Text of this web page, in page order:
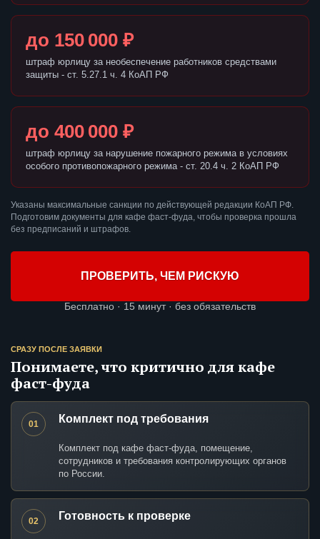
до 150 000 ₽
штраф юрлицу за необеспечение работников средствами
защиты - ст. 5.27.1 ч. 4 КоАП РФ
до 400 000 ₽
штраф юрлицу за нарушение пожарного режима в условиях
особого противопожарного режима - ст. 20.4 ч. 2 КоАП РФ
Указаны максимальные санкции по действующей редакции КоАП РФ.
Подготовим документы для кафе фаст-фуда, чтобы проверка прошла
без предписаний и штрафов.
ПРОВЕРИТЬ, ЧЕМ РИСКУЮ
Бесплатно · 15 минут · без обязательств
СРАЗУ ПОСЛЕ ЗАЯВКИ
Понимаете, что критично для кафе
фаст-фуда
01 Комплект под требования
Комплект под кафе фаст-фуда, помещение,
сотрудников и требования контролирующих органов
по России.
02 Готовность к проверке